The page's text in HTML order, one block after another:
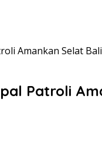
Amankan Selat
Patroli